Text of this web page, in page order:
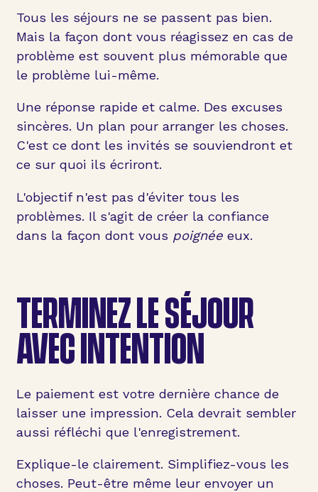
Tous les séjours ne se passent pas bien.
Mais la façon dont vous réagissez en cas de
problème est souvent plus mémorable que
le problème lui-même.
Une réponse rapide et calme. Des excuses
sincères. Un plan pour arranger les choses.
C'est ce dont les invités se souviendront et
ce sur quoi ils écriront.
L'objectif n'est pas d'éviter tous les
problèmes. Il s'agit de créer la confiance
dans la façon dont vous poignéeeux.
TERMINEZ LE SÉJOUR
AVEC INTENTION
Le paiement est votre dernière chance de
laisser une impression. Cela devrait sembler
aussi réfléchi que l'enregistrement.
Explique-le clairement. Simplifiez-vous les
choses. Peut-être même leur envoyer un